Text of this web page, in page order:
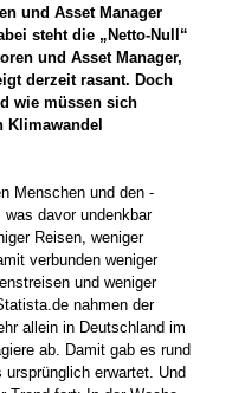
und Asset Manager
steht die „Netto-Null“
und Asset Manager,
derzeit rasant. Doch
wie müssen sich
Klimawandel
Menschen und den
davor undenkbar
Reisen, weniger
verbunden weniger
und weniger
nahmen der
allein in Deutschland im
ab. Damit gab es rund
erwartet. Und